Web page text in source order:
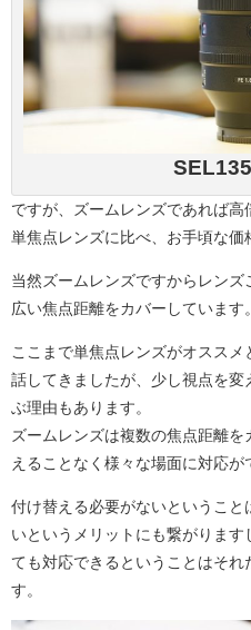
ですが、ズームレンズであれば
単焦点レンズに比べ、お手頃な価
当然ズームレンズですからレン
広い焦点距離をカバーしています。
ここまで単焦点レンズがオスス
話してきましたが、少し視点を
ぶ理由もあります。
ズームレンズは複数の焦点距離
えることなく様々な場面に対応が
付け替える必要がないということ
いというメリットにも繋がります
ても対応できるということはそれ
す。